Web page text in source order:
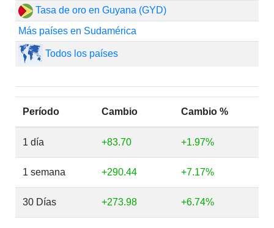
Tasa de oro en Guyana (GYD)
Más países en Sudamérica
Todos los países
Período Cambio Cambio %
1 día +83.70 +1.97%
1 semana +290.44 +7.17%
30 Días +273.98 +6.74%